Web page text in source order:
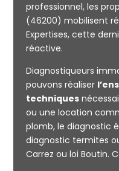
professionnel, les
(46200) mobilisent
Expertises, cette
réactive.
Diagnostiqueurs
pouvons réaliser
techniques
ou une location
plomb, le diagnostic
diagnostic termites
Carrez ou loi Boutin.